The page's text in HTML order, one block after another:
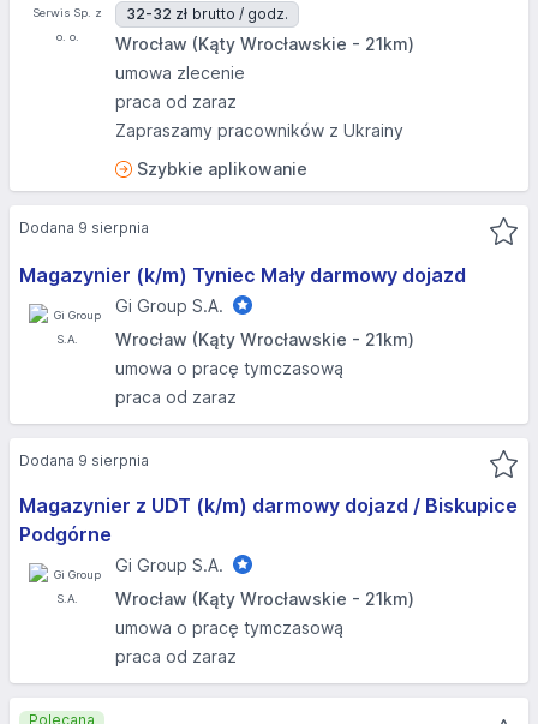
32-32 zł brutto / godz.
Wrocław (Kąty Wrocławskie - 21km)
umowa zlecenie
praca od zaraz
Zapraszamy pracowników z Ukrainy
Szybkie aplikowanie
Magazynier (k/m) Tyniec Mały darmowy dojazd
Gi Group S.A.
Wrocław (Kąty Wrocławskie - 21km)
umowa o pracę tymczasową
praca od zaraz
Dodana 9 sierpnia
Magazynier z UDT (k/m) darmowy dojazd / Biskupice
Podgórne
Gi Group S.A.
Wrocław (Kąty Wrocławskie - 21km)
umowa o pracę tymczasową
praca od zaraz
Dodana 9 sierpnia
Polecana